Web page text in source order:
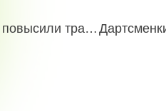
В Забайкалье впервые за 10 лет повысили транспортный налог